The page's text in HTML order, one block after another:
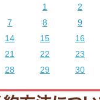
1
2
7 8 9
14 15 16
21 22 23
28 29 30